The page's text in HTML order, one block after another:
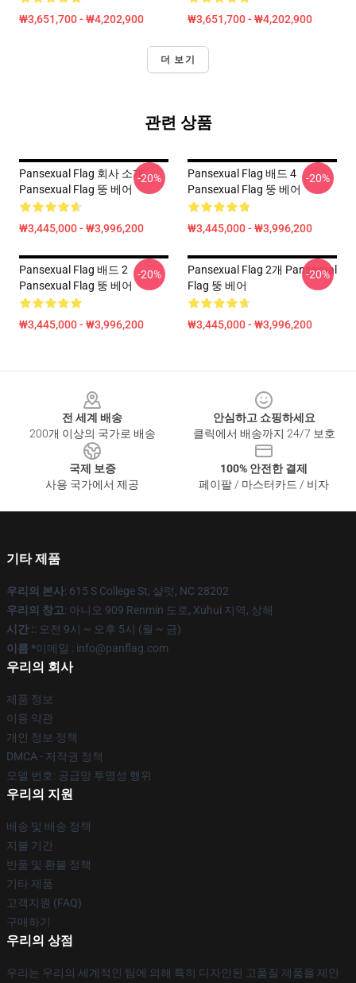
₩3,651,700 - ₩4,202,900 ₩3,651,700 - ₩4,202,900
더 보기
관련 상품
Pansexual Flag 회사 소개
Pansexual Flag 뚱 베어
₩3,445,000 - ₩3,996,200
-20%
Pansexual Flag 배드 4
Pansexual Flag 뚱 베어
₩3,445,000 - ₩3,996,200
-20%
Pansexual Flag 배드 2
Pansexual Flag 뚱 베어
₩3,445,000 - ₩3,996,200
-20%
Pansexual Flag 2개 Pansexual
Flag 뚱 베어
₩3,445,000 - ₩3,996,200
-20%
전 세계 배송
200개 이상의 국가로 배송
안심하고 쇼핑하세요
클릭에서 배송까지 24/7 보호
국제 보증
사용 국가에서 제공
100% 안전한 결제
페이팔 / 마스터카드 / 비자
기타 제품
우리의 본사: 615 S College St, 샬럿, NC 28202
우리의 창고: 아니오 909 Renmin 도로, Xuhui 지역, 상해
시간 :: 오전 9시 ~ 오후 5시 (월 ~ 금)
이름 *이메일 : info@panflag.com
우리의 회사
제품 정보
이용 약관
개인 정보 정책
DMCA - 저작권 정책
모델 번호: 공급망 투명성 행위
우리의 지원
배송 및 배송 정책
지불 기간
반품 및 환불 정책
기타 제품
고객지원 (FAQ)
구매하기
우리의 상점
우리는 우리의 세계적인 팀에 의해 특히 디자인된 고품질 제품을 제안